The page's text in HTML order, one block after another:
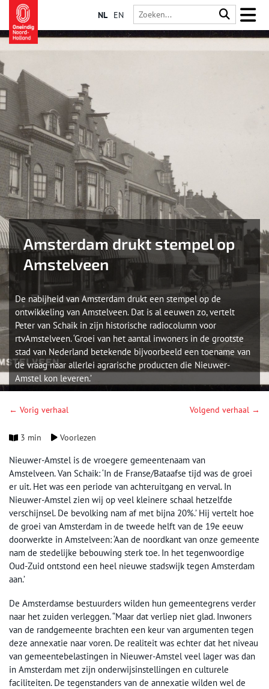
NL EN
Amsterdam drukt stempel op
Amstelveen
De nabijheid van Amsterdam drukt een stempel op de
ontwikkeling van Amstelveen. Dat is al eeuwen zo, vertelt
Peter van Schaik in zijn historische radiocolumn voor
rtvAmstelveen. ‘Groei van het aantal inwoners in de grootste
stad van Nederland betekende bijvoorbeeld een toename van
de vraag naar allerlei agrarische producten die Nieuwer-
Amstel kon leveren.’
← Vorig verhaal Volgend verhaal →
3 min Voorlezen
Nieuwer-Amstel is de vroegere gemeentenaam van
Amstelveen. Van Schaik: ‘In de Franse/Bataafse tijd was de groei
er uit. Het was een periode van achteruitgang en verval. In
Nieuwer-Amstel zien wij op veel kleinere schaal hetzelfde
verschijnsel. De bevolking nam af met bijna 20%.’ Hij vertelt hoe
de groei van Amsterdam in de tweede helft van de 19e eeuw
doorwerkte in Amstelveen: ‘Aan de noordkant van onze gemeente
nam de stedelijke bebouwing sterk toe. In het tegenwoordige
Oud-Zuid ontstond een heel nieuwe stadswijk tegen Amsterdam
aan.’
De Amsterdamse bestuurders wilden hun gemeentegrens verder
naar het zuiden verleggen. “Maar dat verliep niet glad. Inwoners
van de randgemeente brachten een keur van argumenten tegen
deze annexatie naar voren. De realiteit was echter dat het niveau
van gemeentebelastingen in Nieuwer-Amstel veel lager was dan
in Amsterdam met zijn onderwijsinstellingen en culturele
faciliteiten. De tegenstanders van de annexatie wilden wel de